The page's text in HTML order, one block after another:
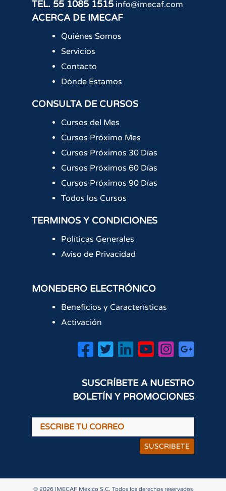
TEL. 55 1085 1515 info@imecaf.com
ACERCA DE IMECAF
Quiénes Somos
Servicios
Contacto
Dónde Estamos
CONSULTA DE CURSOS
Cursos del Mes
Cursos Próximo Mes
Cursos Próximos 30 Días
Cursos Próximos 60 Días
Cursos Próximos 90 Días
Todos los Cursos
TERMINOS Y CONDICIONES
Políticas Generales
Aviso de Privacidad
MONEDERO ELECTRÓNICO
Beneficios y Características
Activación
SUSCRÍBETE A NUESTRO
BOLETÍN Y PROMOCIONES
SUSCRIBETE
© 2026 IMECAF México S.C. Todos los derechos reservados